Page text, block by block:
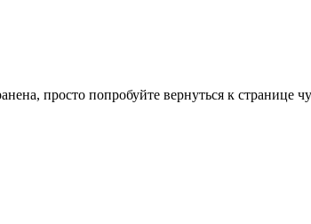
просто попробуйте вернуться к